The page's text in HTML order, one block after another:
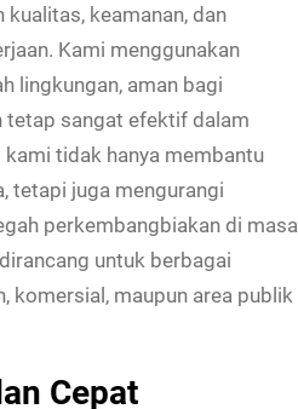
keamanan, dan
Kami menggunakan
lingkungan, aman bagi
tetap sangat efektif dalam
tidak hanya membantu
tetapi juga mengurangi
perkembangbiakan di masa
untuk berbagai
komersial, maupun area publik
Cepat